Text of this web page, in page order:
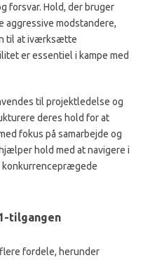
forsvar. Hold, der bruger
aggressive modstandere,
til at iværksætte
er essentiel i kampe med
til projektledelse og
deres hold for at
fokus på samarbejde og
hold med at navigere i
konkurrenceprægede
tilgangen
fordele, herunder